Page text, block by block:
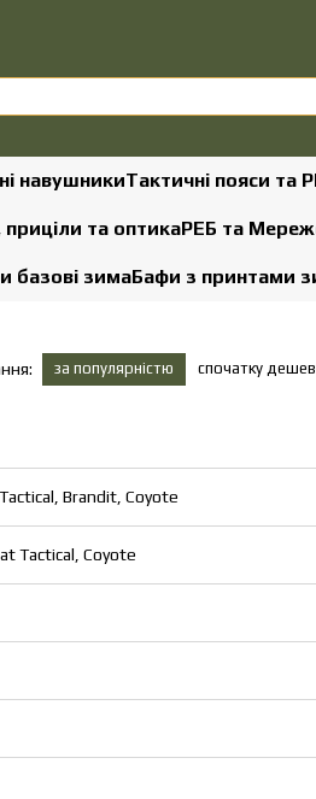
навушникиТактичні пояси та
та оптикаРЕБ та
базові зимаБафи з принтами
за популярністю спочатку
Brandit, Coyote
Tactical, Coyote